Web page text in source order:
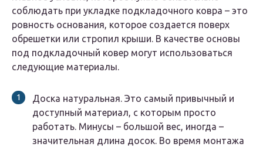
соблюдать при укладке подкладочного ковра – это
ровность основания, которое создается поверх
обрешетки или стропил крыши. В качестве основы
под подкладочный ковер могут использоваться
следующие материалы.
Доска натуральная. Это самый привычный и
доступный материал, с которым просто
работать. Минусы – большой вес, иногда –
значительная длина досок. Во время монтажа